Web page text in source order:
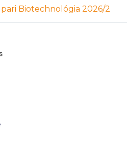
Biotechnológia 2026/2